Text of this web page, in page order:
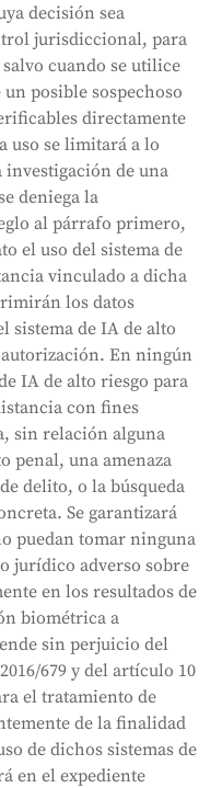
decisión sea
jurisdiccional, para
cuando se utilice
posible sospechoso
directamente
uso se limitará a lo
investigación de una
deniega la
al párrafo primero,
el uso del sistema de
vinculado a dicha
los datos
sistema de IA de alto
En ningún
IA de alto riesgo para
con fines
sin relación alguna
penal, una amenaza
delito, o la búsqueda
Se garantizará
puedan tomar ninguna
jurídico adverso sobre
en los resultados de
biométrica a
sin perjuicio del
679 y del artículo 10
el tratamiento de
de la finalidad
de dichos sistemas de
en el expediente